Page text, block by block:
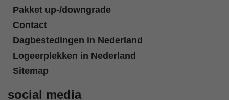
Pakket up-/downgrade
Contact
Dagbestedingen in Nederland
Logeerplekken in Nederland
Sitemap
social media